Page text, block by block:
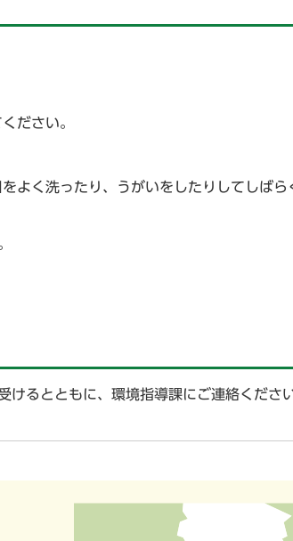
ださい。
よく洗ったり、うがいをしたりしてしばら
るとともに、環境指導課にご連絡ください